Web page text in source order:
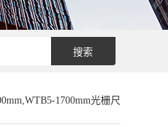
1700mm光栅尺